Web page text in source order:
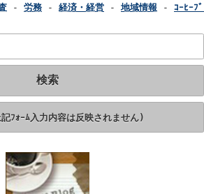
- 労務 - 経済・経営 - 地域情報 - ｺｰﾋｰﾌ
検索
ﾌｫｰﾑ入力内容は反映されません)